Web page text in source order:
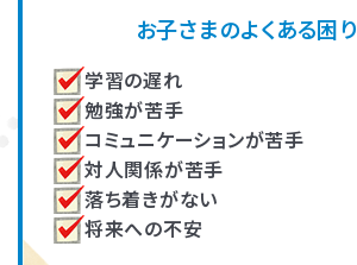
個人情報保護方針 サイト
お子さまのよくある困
学習の遅れ
勉強が苦手
コミュニケーションが苦手
対人関係が苦手
落ち着きがない
将来への不安
『ADHDの子
他、各教室